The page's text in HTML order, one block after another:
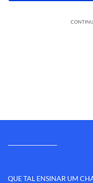
QUE TAL ENSINAR UM